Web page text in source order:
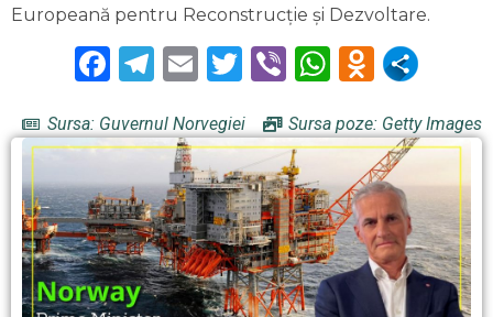
Europeană pentru Reconstrucție și Dezvoltare.
Facebook
Telegram
EmailTwitter
Viber
Sursa: Guvernul Norvegiei Sursa poze: Getty Images